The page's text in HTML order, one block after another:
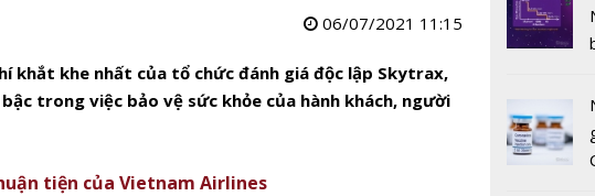
06/07/2021 11:15
khắt khe nhất của tổ chức đánh giá độc lập Skytrax,
trong việc bảo vệ sức khỏe của hành khách, người
tiện của Vietnam Airlines